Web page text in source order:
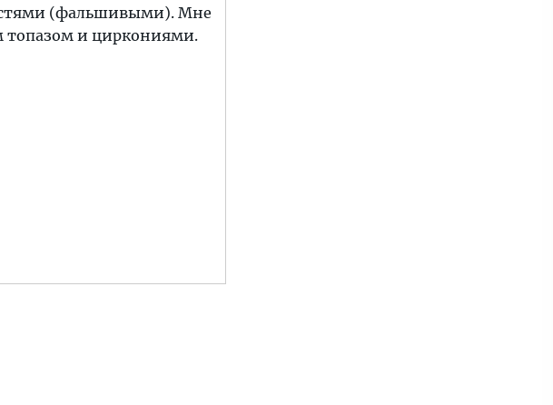
(фальшивыми). Мне
топазом и циркониями.